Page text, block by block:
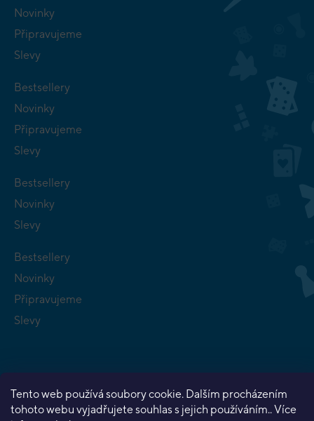
Tento web používá soubory cookie. Dalším procházením
tohoto webu vyjadřujete souhlas s jejich používáním.. Více
Novinky
Připravujeme
Slevy
Bestsellery
Novinky
Připravujeme
Slevy
Bestsellery
Novinky
Slevy
Bestsellery
Novinky
Připravujeme
Slevy
Copyright 2026Planeta her. Všechna práva vyhrazena.